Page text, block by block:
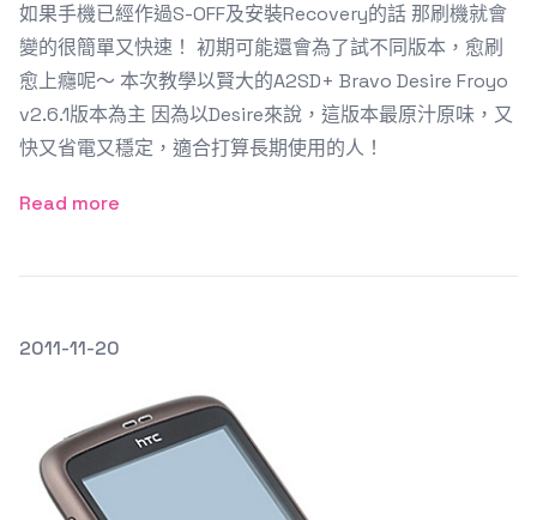
如果手機已經作過S-OFF及安裝Recovery的話 那刷機就會
變的很簡單又快速！ 初期可能還會為了試不同版本，愈刷
愈上癮呢～ 本次教學以賢大的A2SD+ Bravo Desire Froyo
v2.6.1版本為主 因為以Desire來說，這版本最原汁原味，又
快又省電又穩定，適合打算長期使用的人！
Read more
發文於
2011-11-20